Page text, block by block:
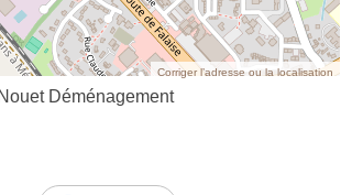
Corriger l’adresse ou la localisation
Déménagement